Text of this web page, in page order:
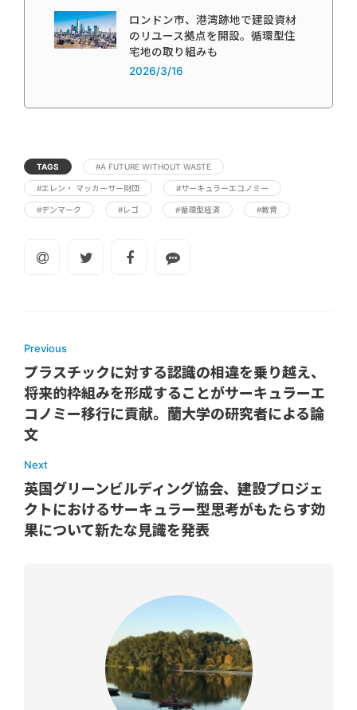
ロンドン市、港湾跡地で建設資材
のリユース拠点を開設。循環型住
宅地の取り組みも
2026/3/16
TAGS #A FUTURE WITHOUT WASTE
#エレン・ マッカーサー財団 #サーキュラーエコノミー
#デンマーク #レゴ #循環型経済 #教育
Previous
プラスチックに対する認識の相違を乗り越え、
将来的枠組みを形成することがサーキュラーエ
コノミー移行に貢献。蘭大学の研究者による論
文
Next
英国グリーンビルディング協会、建設プロジェ
クトにおけるサーキュラー型思考がもたらす効
果について新たな見識を発表